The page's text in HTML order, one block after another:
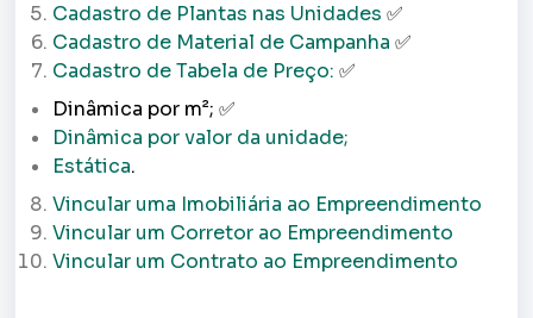
Cadastro de Plantas nas Unidades ✅
Cadastro de Material de Campanha ✅
Cadastro de Tabela de Preço: ✅
Dinâmica por m²; ✅
Dinâmica por valor da unidade;
Estática.
Vincular uma Imobiliária ao Empreendimento
Vincular um Corretor ao Empreendimento
Vincular um Contrato ao Empreendimento